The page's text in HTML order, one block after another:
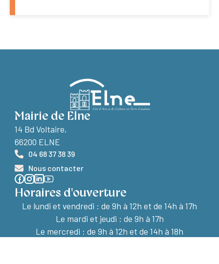
Mairie de Elne
14 Bd Voltaire,
66200 ELNE
04 68 37 38 39
Nous contacter
Horaires d'ouverture
Le lundi et vendredi : de 9h à 12h et de 14h à 17h
Le mardi et jeudi : de 9h à 17h
Le mercredi : de 9h à 12h et de 14h à 18h